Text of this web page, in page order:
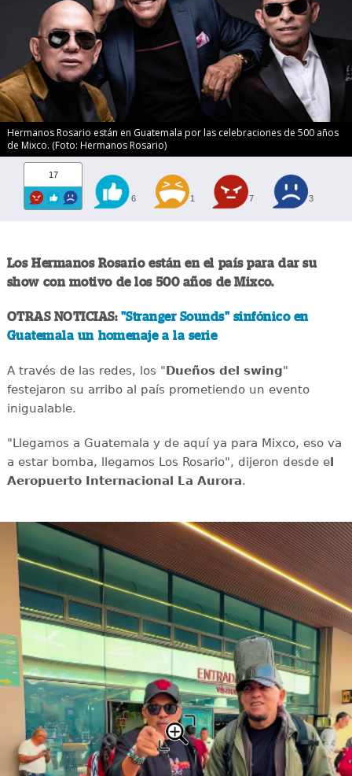
Hermanos Rosario están en Guatemala por las celebraciones de 500 años
de Mixco. (Foto: Hermanos Rosario)
17
6 1 7 3
Los Hermanos Rosario están en el país para dar su
show con motivo de los 500 años de Mixco.
OTRAS NOTICIAS: "Stranger Sounds" sinfónico en
Guatemala un homenaje a la serie
A través de las redes, los "Dueños del swing"
festejaron su arribo al país prometiendo un evento
inigualable.
"Llegamos a Guatemala y de aquí ya para Mixco, eso va
a estar bomba, llegamos Los Rosario", dijeron desde el
Aeropuerto Internacional La Aurora.